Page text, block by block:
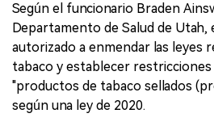
Según el funcionario Braden
Departamento de Salud de
autorizado a enmendar las leyes
tabaco y establecer
"productos de tabaco sellados
según una ley de 2020.